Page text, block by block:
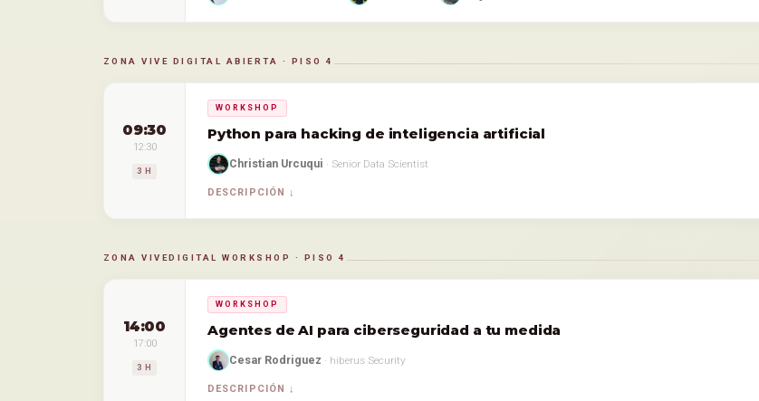
ZONA VIVE DIGITAL ABIERTA · PISO 4
09:30
12:30
3 H
WORKSHOP
Python para hacking de inteligencia artificial
Christian Urcuqui · Senior Data Scientist
DESCRIPCIÓN
ZONA VIVEDIGITAL WORKSHOP · PISO 4
14:00
17:00
3 H
WORKSHOP
Agentes de AI para ciberseguridad a tu medida
Cesar Rodriguez · hiberus Security
DESCRIPCIÓN